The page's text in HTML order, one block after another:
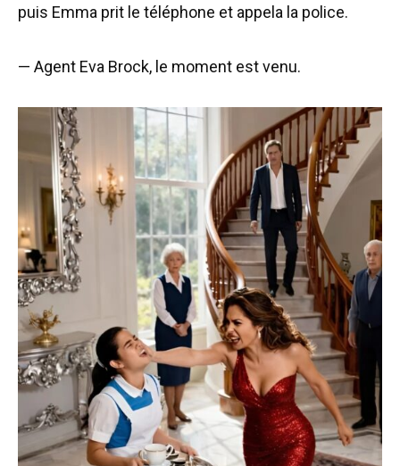
puis Emma prit le téléphone et appela la police.
— Agent Eva Brock, le moment est venu.